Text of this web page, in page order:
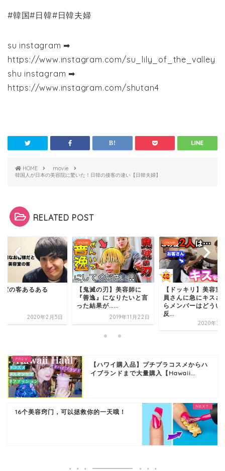
#韓国#日韓#日韓夫婦
su instagram ➡︎
https://www.instagram.com/su_lily_of_the_valley
shu instagram ➡︎
https://www.instagram.com/shutan4
HOME
movie
韓国人が日本の美容院に驚いた！日韓の接客の違い【日韓夫婦】
RELATED POST
室の客あるある
2020年2月5日
movie
【鬼滅の刃】美容師に
『善逸』になりたいと言
った結果が......
2019年11月22日
movie
【ドッキリ】美容室
員さんに急にキスさ
らメンバーはどうい
反...
2020年3
【ハワイ購入品】プチプラコスメからハ
イブランドまで大量購入【Hawaii...
16个美容窍门，可以拯救你的一天哦！